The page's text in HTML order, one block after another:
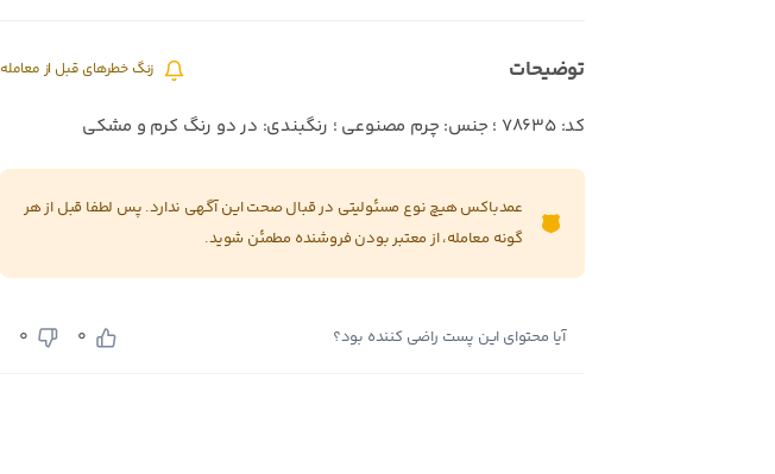
توضیحات زنگ خطرهای قبل از معامله
کد: ۷۸۶۳۵ ؛ جنس: چرم مصنوعی ؛ رنگبندی: در دو رنگ کرم و مشکی
عمدباکس هیچ نوع مسئولیتی در قبال صحت این آگهی ندارد. پس لطفا قبل از هر
گونه معامله، از معتبر بودن فروشنده مطمئن شوید.
آیا محتوای این پست راضی کننده بود؟ 0
0